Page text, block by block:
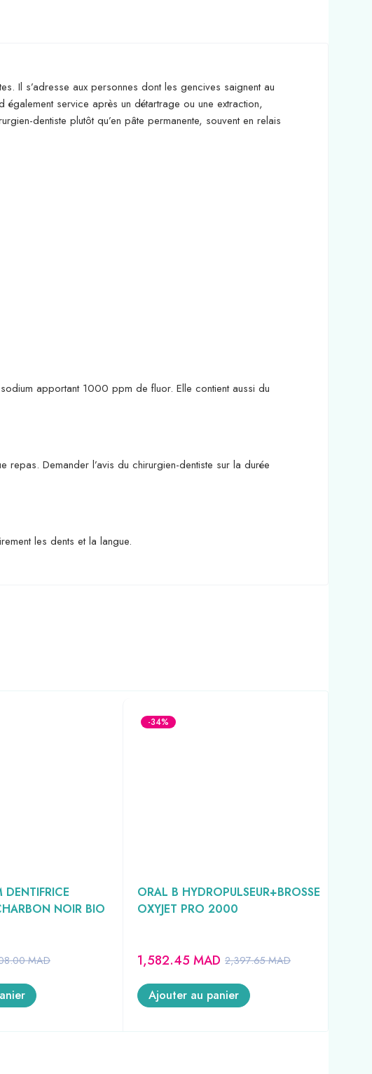
Il s’adresse aux personnes dont les gencives saignent au
service après un détartrage ou une extraction,
dentiste plutôt qu’en pâte permanente, souvent en relais
apportant 1000 ppm de fluor. Elle contient aussi du
Demander l’avis du chirurgien-dentiste sur la durée
les dents et la langue.
DENTIFRICE
NOIR BIO
MAD
-34%
ORAL B HYDROPULSEUR+BROSSE
OXYJET PRO 2000
2,397.65MAD
1,582.45 MAD
Ajouter au panier